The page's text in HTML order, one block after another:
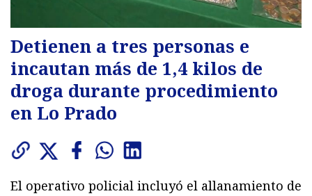
Detienen a tres personas e
incautan más de 1,4 kilos de
droga durante procedimiento
en Lo Prado
El operativo policial incluyó el allanamiento de